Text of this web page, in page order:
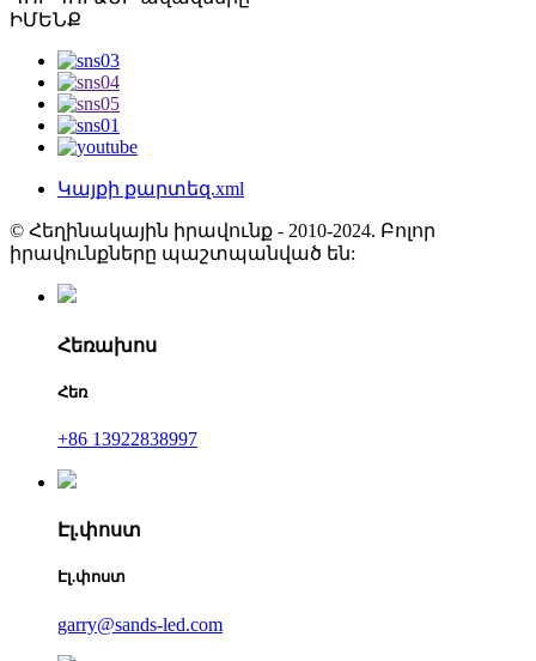
ԻՄԵՆՔ
Կայքի քարտեզ.xml
© Հեղինակային իրավունք - 2010-2024. Բոլոր
իրավունքները պաշտպանված են:
Հեռախոս
Հեռ
+86 13922838997
Էլ.փոստ
Էլ.փոստ
garry@sands-led.com